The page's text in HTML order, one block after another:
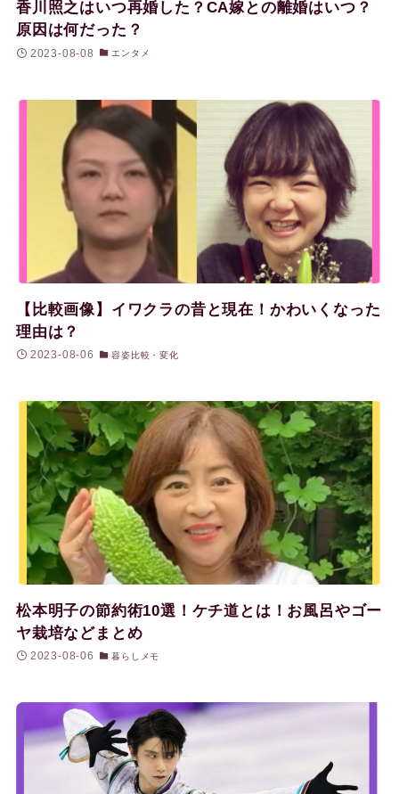
香川照之はいつ再婚した？CA嫁との離婚はいつ？
原因は何だった？
2023-08-08 エンタメ
【比較画像】イワクラの昔と現在！かわいくなった
理由は？
2023-08-06 容姿比較・変化
松本明子の節約術10選！ケチ道とは！お風呂やゴー
ヤ栽培などまとめ
2023-08-06 暮らしメモ